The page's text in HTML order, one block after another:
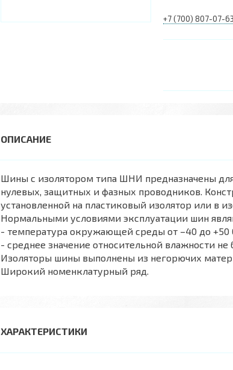
+7 (700) 807-07-63
Шины с изолятором типа ШНИ предназначены
нулевых, защитных и фазных проводников.
установленной на пластиковый изолятор или в
Нормальными условиями эксплуатации шин
- температура окружающей среды от –40 до +50
- среднее значение относительной влажности не
Изоляторы шины выполнены из негорючих
Широкий номенклатурный ряд.
ХАРАКТЕРИСТИКИ